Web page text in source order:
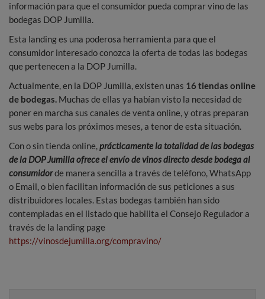
información para que el consumidor pueda comprar vino de las
bodegas DOP Jumilla.
Esta landing es una poderosa herramienta para que el
consumidor interesado conozca la oferta de todas las bodegas
que pertenecen a la DOP Jumilla.
Actualmente, en la DOP Jumilla, existen unas 16 tiendas online
de bodegas. Muchas de ellas ya habían visto la necesidad de
poner en marcha sus canales de venta online, y otras preparan
sus webs para los próximos meses, a tenor de esta situación.
Con o sin tienda online,prácticamente la totalidad de las bodegas
de la DOP Jumilla ofrece el envío de vinos directo desde bodega al
consumidorde manera sencilla a través de teléfono, WhatsApp
o Email, o bien facilitan información de sus peticiones a sus
distribuidores locales. Estas bodegas también han sido
contempladas en el listado que habilita el Consejo Regulador a
través de la landing page
https://vinosdejumilla.org/compravino/